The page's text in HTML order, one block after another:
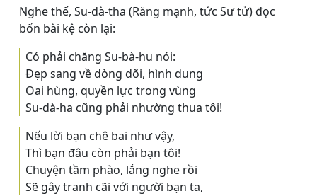
Nghe thế, Su-dà-tha (Răng mạnh, tức Sư tử) đọc
bốn bài kệ còn lại:
Có phải chăng Su-bà-hu nói:
Ðẹp sang về dòng dõi, hình dung
Oai hùng, quyền lực trong vùng
Su-dà-ha cũng phải nhường thua tôi!
Nếu lời bạn chê bai như vậy,
Thì bạn đâu còn phải bạn tôi!
Chuyện tầm phào, lắng nghe rồi
Sẽ gây tranh cãi với người bạn ta,